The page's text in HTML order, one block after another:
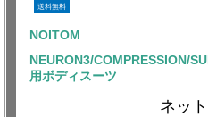
送料無料
NOITOM
NEURON3/COMPRESSION/
用ボディスーツ
ネッ